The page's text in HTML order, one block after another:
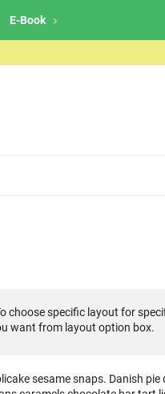
E-Book
choose specific layout for
want from layout option box.
sesame snaps. Danish